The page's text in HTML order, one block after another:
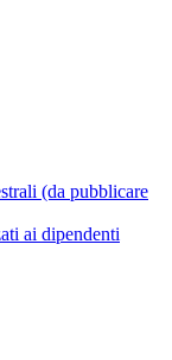
(da pubblicare
ai dipendenti